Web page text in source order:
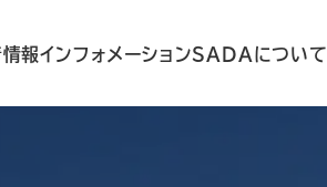
報インフォメーションSADAについて